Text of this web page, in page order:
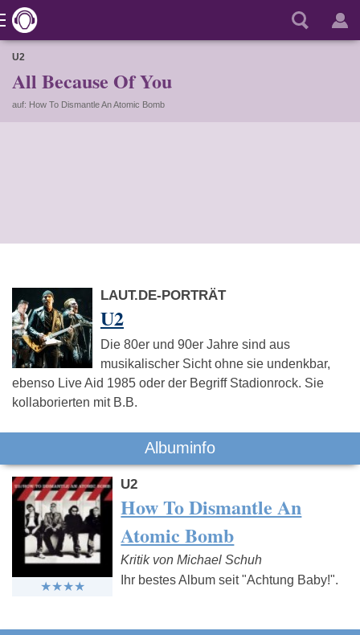
U2
All Because Of You
auf: How To Dismantle An Atomic Bomb
LAUT.DE-PORTRÄT
U2
Die 80er und 90er Jahre sind aus
musikalischer Sicht ohne sie undenkbar,
ebenso Live Aid 1985 oder der Begriff Stadionrock. Sie
kollaborierten mit B.B.
Albuminfo
U2
How To Dismantle An
Atomic Bomb
Kritik von Michael Schuh
Ihr bestes Album seit "Achtung Baby!".